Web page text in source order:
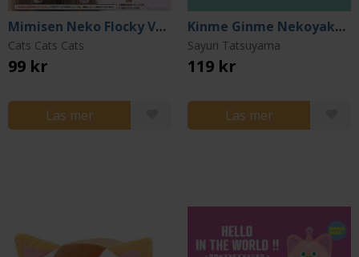
Mimisen Neko Flocky Ver. Earplug Capsule (Gacha)
Cats Cats Cats
99 kr
Läs mer
Kinme Ginme Nekoyakata Vol 1 (Japansk)
Sayuri Tatsuyama
119 kr
Läs mer